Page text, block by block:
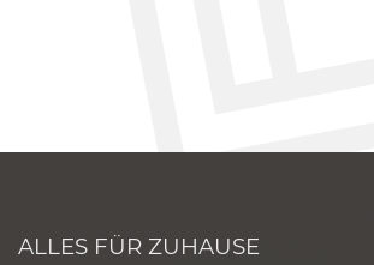
ALLES FÜR ZUHAUSE